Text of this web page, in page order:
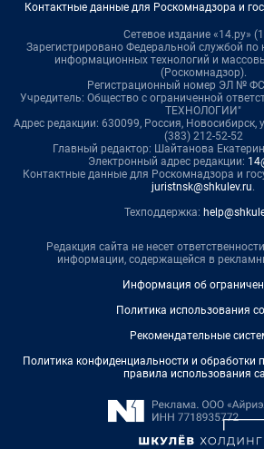
Контактные данные для Роскомнадзора и
Сетевое издание «14.ру»
Зарегистрировано Федеральной службой по
информационных технологий и
(Роскомнадзор).
Регистрационный номер ЭЛ №
Учредитель: Общество с ограниченной
ТЕХНОЛОГИИ"
Адрес редакции: 630099, Россия, Новосибирск,
(383) 212-52-52
Главный редактор: Шайтанова
Электронный адрес редакции:
Контактные данные для Роскомнадзора и
juristnsk@shkulev.ru.
Техподдержка:
Редакция сайта не несет
информации, содержащейся в
Информация об
Политика использования
Рекомендательные
Политика конфиденциальности и обработки
правила использования